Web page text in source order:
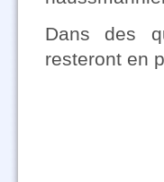
Dans des
resteront en